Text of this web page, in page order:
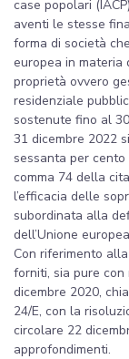
case popolari
aventi le stesse
forma di società
europea in materia
proprietà ovvero
residenziale
sostenute fino al
31 dicembre 2022
sessanta per cento
comma 74 della
l’efficacia delle
subordinata alla
dell’Unione
Con riferimento
forniti, sia pure
dicembre 2020,
24/E, con la
circolare 22
approfondimenti.